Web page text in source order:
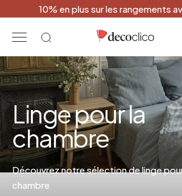
10% en plus sur les rangements
Linge pour la
chambre
Découvrez notre sélection de linge
chambre